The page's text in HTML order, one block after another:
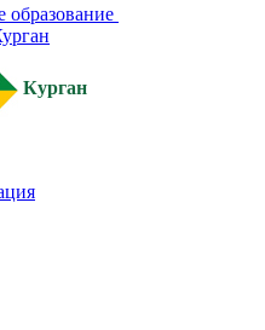
Курган